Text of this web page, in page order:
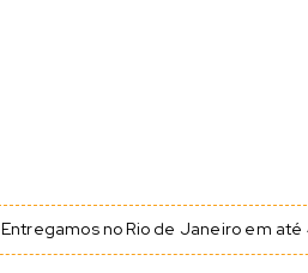
Entregamos no Rio de Janeiro em